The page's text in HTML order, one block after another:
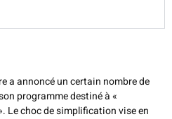
a annoncé un certain nombre de
programme destiné à «
Le choc de simplification vise en